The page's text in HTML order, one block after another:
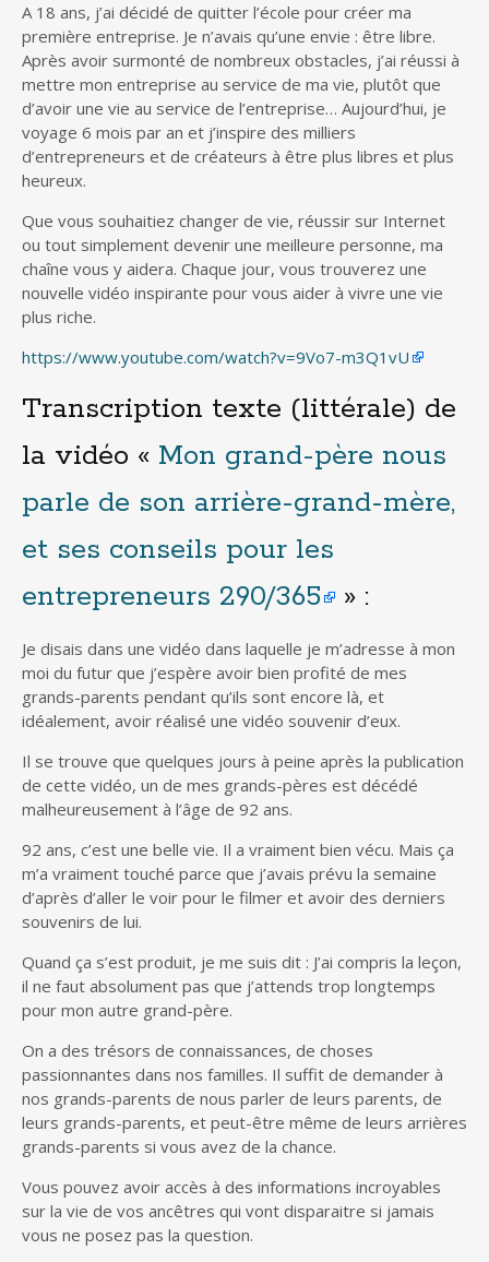
A 18 ans, j’ai décidé de quitter l’école pour créer ma
première entreprise. Je n’avais qu’une envie : être libre.
Après avoir surmonté de nombreux obstacles, j’ai réussi à
mettre mon entreprise au service de ma vie, plutôt que
d’avoir une vie au service de l’entreprise… Aujourd’hui, je
voyage 6 mois par an et j’inspire des milliers
d’entrepreneurs et de créateurs à être plus libres et plus
heureux.
Que vous souhaitiez changer de vie, réussir sur Internet
ou tout simplement devenir une meilleure personne, ma
chaîne vous y aidera. Chaque jour, vous trouverez une
nouvelle vidéo inspirante pour vous aider à vivre une vie
plus riche.
https://www.youtube.com/watch?v=9Vo7-m3Q1vU
Transcription texte (littérale) de
la vidéo « Mon grand-père nous
parle de son arrière-grand-mère,
et ses conseils pour les
entrepreneurs 290/365
» :
Je disais dans une vidéo dans laquelle je m’adresse à mon
moi du futur que j’espère avoir bien profité de mes
grands-parents pendant qu’ils sont encore là, et
idéalement, avoir réalisé une vidéo souvenir d’eux.
Il se trouve que quelques jours à peine après la publication
de cette vidéo, un de mes grands-pères est décédé
malheureusement à l’âge de 92 ans.
92 ans, c’est une belle vie. Il a vraiment bien vécu. Mais ça
m’a vraiment touché parce que j’avais prévu la semaine
d’après d’aller le voir pour le filmer et avoir des derniers
souvenirs de lui.
Quand ça s’est produit, je me suis dit : J’ai compris la leçon,
il ne faut absolument pas que j’attends trop longtemps
pour mon autre grand-père.
On a des trésors de connaissances, de choses
passionnantes dans nos familles. Il suffit de demander à
nos grands-parents de nous parler de leurs parents, de
leurs grands-parents, et peut-être même de leurs arrières
grands-parents si vous avez de la chance.
Vous pouvez avoir accès à des informations incroyables
sur la vie de vos ancêtres qui vont disparaitre si jamais
vous ne posez pas la question.